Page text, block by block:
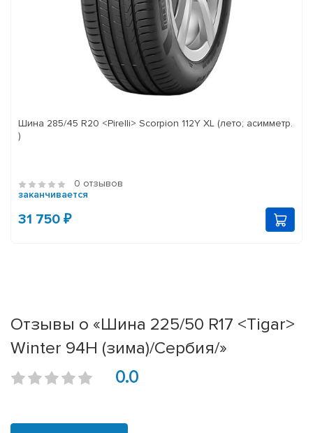
Шина 285/45 R20 <Pirelli> Scorpion 112Y XL (лето; асимметр.
)
0 отзывов
заканчивается
31 750 ₽
Отзывы о «Шина 225/50 R17 <Tigar>
Winter 94H (зима)/Сербия/»
0.0